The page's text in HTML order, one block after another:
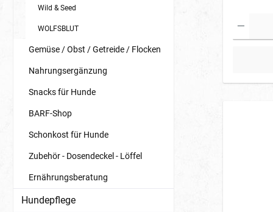
Wild & Seed
WOLFSBLUT
Gemüse / Obst / Getreide / Flocken
Nahrungsergänzung
Snacks für Hunde
BARF-Shop
Schonkost für Hunde
Zubehör - Dosendeckel - Löffel
Ernährungsberatung
Hundepflege